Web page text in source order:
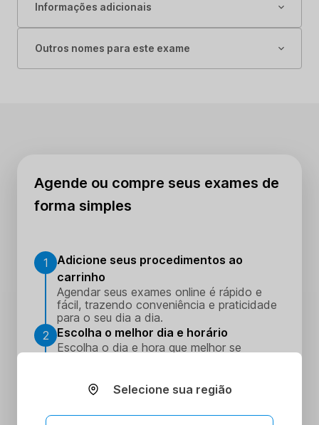
Informações adicionais
Outros nomes para este exame
Agende ou compre seus exames de
forma simples
1
Adicione seus procedimentos ao
carrinho
Agendar seus exames online é rápido e
fácil, trazendo conveniência e praticidade
para o seu dia a dia.
2
Escolha o melhor dia e horário
Escolha o dia e hora que melhor se
Realize seus procedimentos
escolhida
Selecione sua região